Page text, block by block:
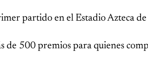
partido en el Estadio Azteca
500 premios para quienes